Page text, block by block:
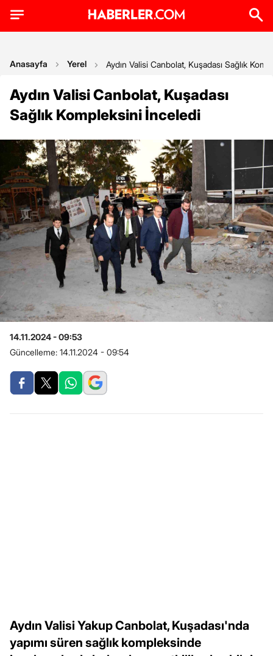
Anasayfa Yerel Aydın Valisi Canbolat, Kuşadası Sağlık
Aydın Valisi Canbolat, Kuşadası
Sağlık Kompleksini İnceledi
14.11.2024 - 09:53
Güncelleme: 14.11.2024 - 09:54
Aydın Valisi Yakup Canbolat, Kuşadası'nda
yapımı süren sağlık kompleksinde